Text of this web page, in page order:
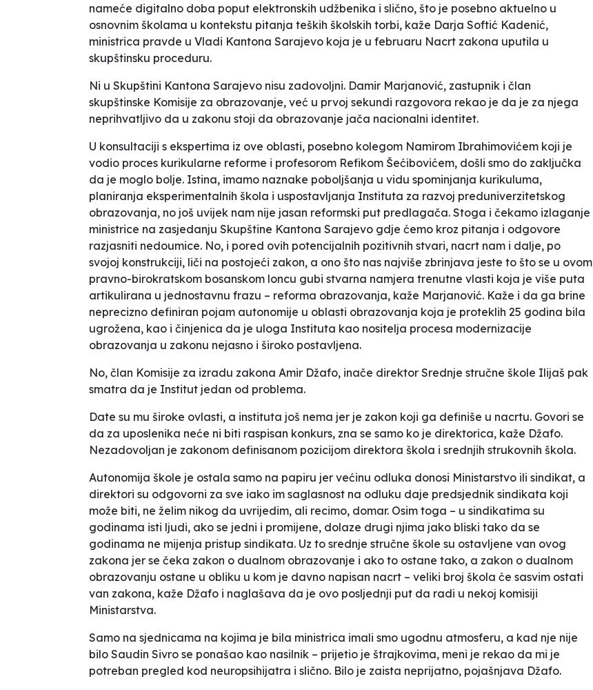
nameće digitalno doba poput elektronskih udžbenika i slično, što je posebno aktuelno u
osnovnim školama u kontekstu pitanja teških školskih torbi, kaže Darja Softić Kadenić,
ministrica pravde u Vladi Kantona Sarajevo koja je u februaru Nacrt zakona uputila u
skupštinsku proceduru.
Ni u Skupštini Kantona Sarajevo nisu zadovoljni. Damir Marjanović, zastupnik i član
skupštinske Komisije za obrazovanje, već u prvoj sekundi razgovora rekao je da je za njega
neprihvatljivo da u zakonu stoji da obrazovanje jača nacionalni identitet.
U konsultaciji s ekspertima iz ove oblasti, posebno kolegom Namirom Ibrahimovićem koji je
vodio proces kurikularne reforme i profesorom Refikom Šećibovićem, došli smo do zaključka
da je moglo bolje. Istina, imamo naznake poboljšanja u vidu spominjanja kurikuluma,
planiranja eksperimentalnih škola i uspostavljanja Instituta za razvoj preduniverzitetskog
obrazovanja, no još uvijek nam nije jasan reformski put predlagača. Stoga i čekamo izlaganje
ministrice na zasjedanju Skupštine Kantona Sarajevo gdje ćemo kroz pitanja i odgovore
razjasniti nedoumice. No, i pored ovih potencijalnih pozitivnih stvari, nacrt nam i dalje, po
svojoj konstrukciji, liči na postojeći zakon, a ono što nas najviše zbrinjava jeste to što se u ovom
pravno-birokratskom bosanskom loncu gubi stvarna namjera trenutne vlasti koja je više puta
artikulirana u jednostavnu frazu – reforma obrazovanja, kaže Marjanović. Kaže i da ga brine
neprecizno definiran pojam autonomije u oblasti obrazovanja koja je proteklih 25 godina bila
ugrožena, kao i činjenica da je uloga Instituta kao nositelja procesa modernizacije
obrazovanja u zakonu nejasno i široko postavljena.
No, član Komisije za izradu zakona Amir Džafo, inače direktor Srednje stručne škole Ilijaš pak
smatra da je Institut jedan od problema.
Date su mu široke ovlasti, a instituta još nema jer je zakon koji ga definiše u nacrtu. Govori se
da za uposlenika neće ni biti raspisan konkurs, zna se samo ko je direktorica, kaže Džafo.
Nezadovoljan je zakonom definisanom pozicijom direktora škola i srednjih strukovnih škola.
Autonomija škole je ostala samo na papiru jer većinu odluka donosi Ministarstvo ili sindikat, a
direktori su odgovorni za sve iako im saglasnost na odluku daje predsjednik sindikata koji
može biti, ne želim nikog da uvrijedim, ali recimo, domar. Osim toga – u sindikatima su
godinama isti ljudi, ako se jedni i promijene, dolaze drugi njima jako bliski tako da se
godinama ne mijenja pristup sindikata. Uz to srednje stručne škole su ostavljene van ovog
zakona jer se čeka zakon o dualnom obrazovanje i ako to ostane tako, a zakon o dualnom
obrazovanju ostane u obliku u kom je davno napisan nacrt – veliki broj škola će sasvim ostati
van zakona, kaže Džafo i naglašava da je ovo posljednji put da radi u nekoj komisiji
Ministarstva.
Samo na sjednicama na kojima je bila ministrica imali smo ugodnu atmosferu, a kad nje nije
bilo Saudin Sivro se ponašao kao nasilnik – prijetio je štrajkovima, meni je rekao da mi je
potreban pregled kod neuropsihijatra i slično. Bilo je zaista neprijatno, pojašnjava Džafo.